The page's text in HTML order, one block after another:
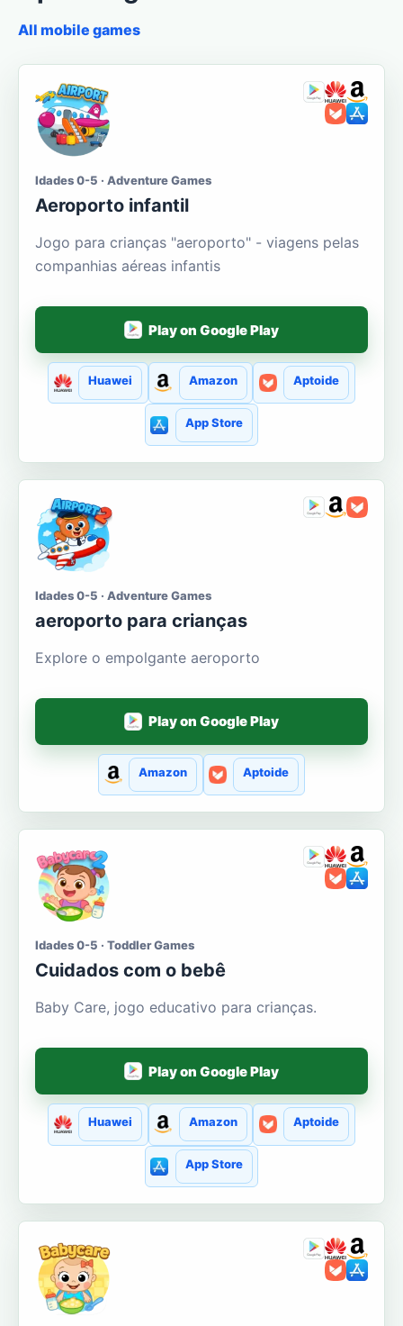
All mobile games
Idades 0-5 · Adventure Games
Aeroporto infantil
Jogo para crianças "aeroporto" - viagens pelas
companhias aéreas infantis
Play on Google Play
Huawei Amazon Aptoide
App Store
Idades 0-5 · Adventure Games
aeroporto para crianças
Explore o empolgante aeroporto
Play on Google Play
Amazon Aptoide
Idades 0-5 · Toddler Games
Cuidados com o bebê
Baby Care, jogo educativo para crianças.
Play on Google Play
Huawei Amazon Aptoide
App Store